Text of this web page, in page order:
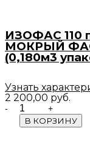
ИЗОФАС 110
МОКРЫЙ
(0,180м3
Узнать
2 200,00 руб.
Quantity
В КОРЗИНУ